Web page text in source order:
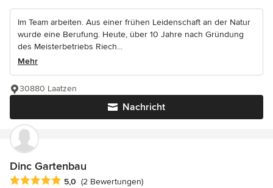
Im Team arbeiten. Aus einer frühen Leidenschaft an der Natur
wurde eine Berufung. Heute, über 10 Jahre nach Gründung
des Meisterbetriebs Riech...
Mehr
Nachricht
30880 Laatzen
Dinc Gartenbau
Durchschnittliche Bewertung: 5 von 5 Sternen
5,0 (2 Bewertungen)